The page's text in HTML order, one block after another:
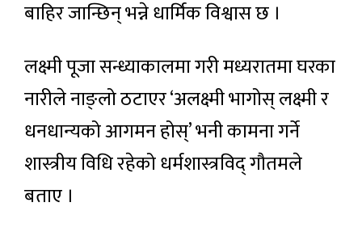
बाहिर जान्छिन् भन्ने धार्मिक विश्वास छ ।
लक्ष्मी पूजा सन्ध्याकालमा गरी मध्यरातमा घरका
नारीले नाङ्लो ठटाएर ‘अलक्ष्मी भागोस् लक्ष्मी र
धनधान्यको आगमन होस्’ भनी कामना गर्ने
शास्त्रीय विधि रहेको धर्मशास्त्रविद् गौतमले
बताए ।